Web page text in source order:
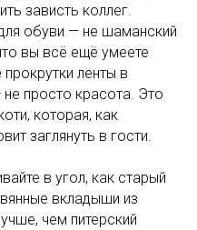
зависть коллег.
обуви — не шаманский
вы всё ещё умеете
ленты в
просто красота. Это
которая, как
заглянуть в гости.
в угол, как старый
вкладыши из
чем питерский